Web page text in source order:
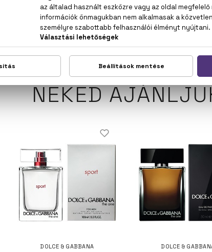
EUGENOL, FARNESOL, DISODIUM EDTA, CI
NEKED
DOLCE & GABBANA DOLCE &